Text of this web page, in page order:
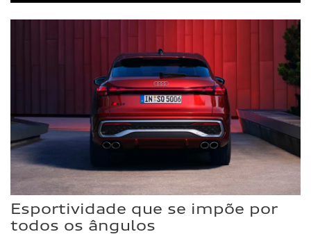
Esportividade que se impõe por
todos os ângulos